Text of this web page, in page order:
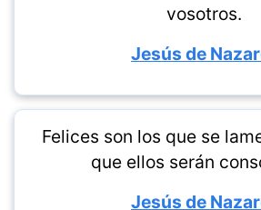
vosotros.
Jesús de
Felices son los que se
que ellos serán
Jesús de